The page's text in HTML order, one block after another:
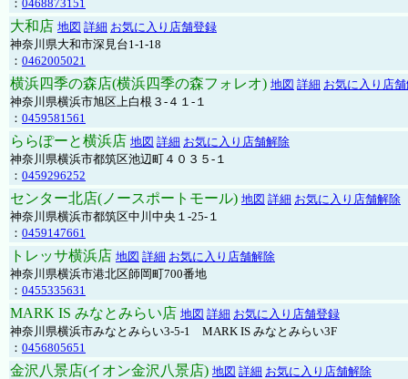
： 0468873151
大和店 地図 詳細 お気に入り店舗登録
神奈川県大和市深見台1-1-18
： 0462005021
横浜四季の森店(横浜四季の森フォレオ) 地図 詳細 お気に入り店
神奈川県横浜市旭区上白根３-４１-１
： 0459581561
ららぽーと横浜店 地図 詳細 お気に入り店舗解除
神奈川県横浜市都筑区池辺町４０３５-１
： 0459296252
センター北店(ノースポートモール) 地図 詳細 お気に入り店舗解除
神奈川県横浜市都筑区中川中央１-25-１
： 0459147661
トレッサ横浜店 地図 詳細 お気に入り店舗解除
神奈川県横浜市港北区師岡町700番地
： 0455335631
MARK IS みなとみらい店 地図 詳細 お気に入り店舗登録
神奈川県横浜市みなとみらい3-5-1 MARK IS みなとみらい3F
： 0456805651
金沢八景店(イオン金沢八景店) 地図 詳細 お気に入り店舗解除